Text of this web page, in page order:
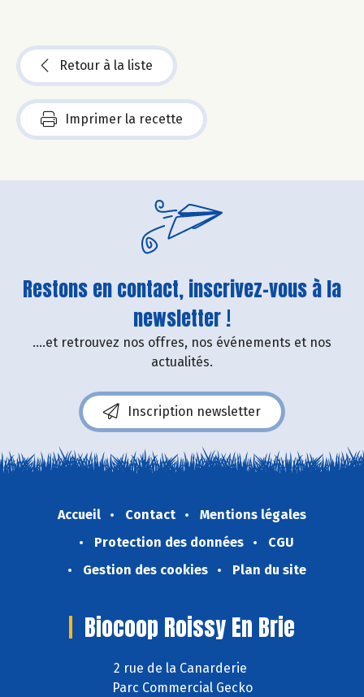
Retour à la liste
Imprimer la recette
Restons en contact, inscrivez-vous à la
newsletter !
....et retrouvez nos offres, nos événements et nos
actualités.
Inscription newsletter
Accueil Contact
Mentions légales
Protection des données
CGU
Gestion des cookies
Plan du site
Biocoop Roissy En Brie
2 rue de la Canarderie
Parc Commercial Gecko